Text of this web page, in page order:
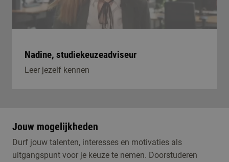
Nadine, studiekeuzeadviseur
Leer jezelf kennen
Jouw mogelijkheden
Durf jouw talenten, interesses en motivaties als
uitgangspunt voor je keuze te nemen. Doorstuderen